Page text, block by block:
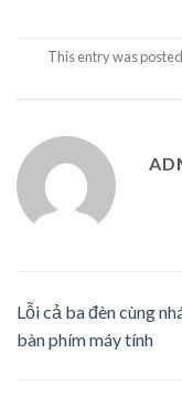
This entry was
Lỗi cả ba đèn cùng
bàn phím máy tính